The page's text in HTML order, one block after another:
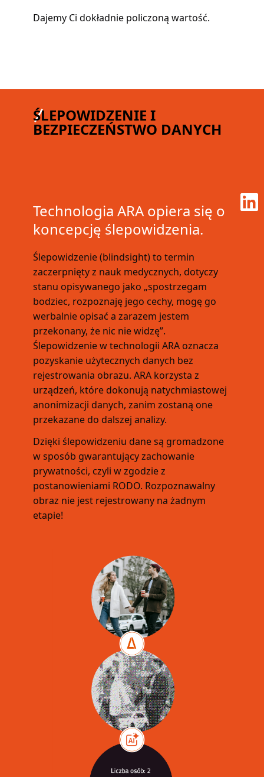
Dajemy Ci dokładnie policzoną wartość.
ŚLEPOWIDZENIE I
BEZPIECZEŃSTWO DANYCH
Technologia ARA opiera się o
koncepcję ślepowidzenia.
Ślepowidzenie (blindsight) to termin
zaczerpnięty z nauk medycznych, dotyczy
stanu opisywanego jako „spostrzegam
bodziec, rozpoznaję jego cechy, mogę go
werbalnie opisać a zarazem jestem
przekonany, że nic nie widzę”.
Ślepowidzenie w technologii ARA oznacza
pozyskanie użytecznych danych bez
rejestrowania obrazu. ARA korzysta z
urządzeń, które dokonują natychmiastowej
anonimizacji danych, zanim zostaną one
przekazane do dalszej analizy.
Dzięki ślepowidzeniu dane są gromadzone
w sposób gwarantujący zachowanie
prywatności, czyli w zgodzie z
postanowieniami RODO. Rozpoznawalny
obraz nie jest rejestrowany na żadnym
etapie!